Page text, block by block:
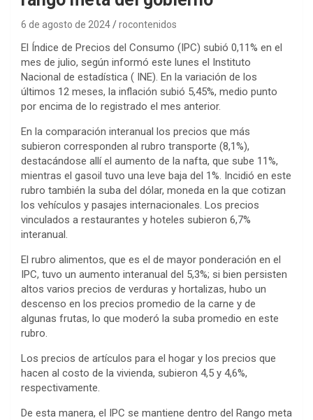
6 de agosto de 2024 rocontenidos
El Índice de Precios del Consumo (IPC) subió 0,11% en el
mes de julio, según informó este lunes el Instituto
Nacional de estadística ( INE). En la variación de los
últimos 12 meses, la inflación subió 5,45%, medio punto
por encima de lo registrado el mes anterior.
En la comparación interanual los precios que más
subieron corresponden al rubro transporte (8,1%),
destacándose allí el aumento de la nafta, que sube 11%,
mientras el gasoil tuvo una leve baja del 1%. Incidió en este
rubro también la suba del dólar, moneda en la que cotizan
los vehículos y pasajes internacionales. Los precios
vinculados a restaurantes y hoteles subieron 6,7%
interanual.
El rubro alimentos, que es el de mayor ponderación en el
IPC, tuvo un aumento interanual del 5,3%; si bien persisten
altos varios precios de verduras y hortalizas, hubo un
descenso en los precios promedio de la carne y de
algunas frutas, lo que moderó la suba promedio en este
rubro.
Los precios de artículos para el hogar y los precios que
hacen al costo de la vivienda, subieron 4,5 y 4,6%,
respectivamente.
De esta manera, el IPC se mantiene dentro del Rango meta